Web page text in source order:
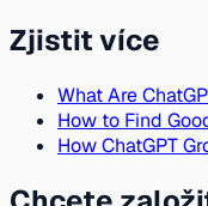
Zjistit více
What Are
How to Find
How ChatGPT